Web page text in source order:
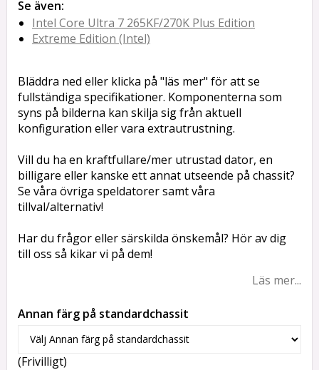
Se även:
Intel Core Ultra 7 265KF/270K Plus Edition
Extreme Edition (Intel)
Bläddra ned eller klicka på "läs mer" för att se
fullständiga specifikationer. Komponenterna som
syns på bilderna kan skilja sig från aktuell
konfiguration eller vara extrautrustning.
Vill du ha en kraftfullare/mer utrustad dator, en
billigare eller kanske ett annat utseende på chassit?
Se våra övriga speldatorer samt våra
tillval/alternativ!
Har du frågor eller särskilda önskemål? Hör av dig
till oss så kikar vi på dem!
Läs mer...
Annan färg på standardchassit
(Frivilligt)